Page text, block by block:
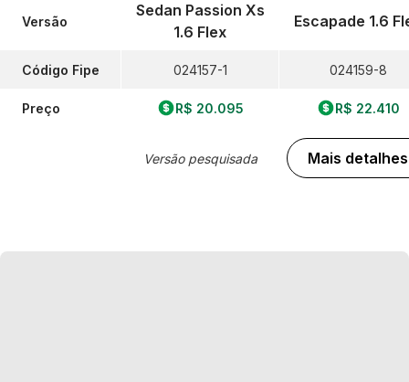
Versão
Código Fipe
Preço
Sedan Passion Xs
1.6 Flex
024157-1
R$ 20.095
Versão pesquisada
Escapade 1.6
024159-8
R$ 22.410
Mais detalhes